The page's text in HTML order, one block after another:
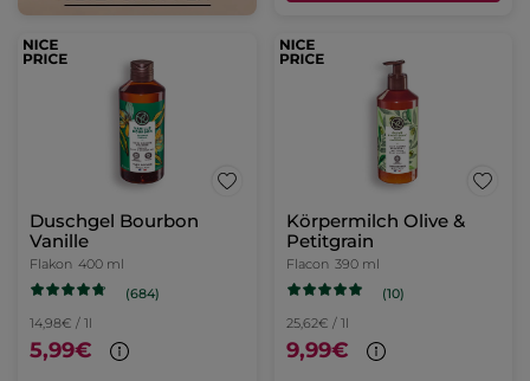
Duschgel Bourbon
Vanille
Flakon 400 ml
(684)
14,98€ / 1l
5,99€
Körpermilch Olive &
Petitgrain
Flacon 390 ml
(10)
25,62€ / 1l
9,99€